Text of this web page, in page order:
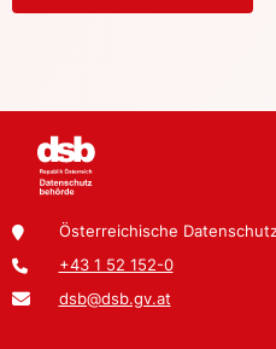
Österreichische
+43 1 52 152-0
dsb@dsb.gv.at